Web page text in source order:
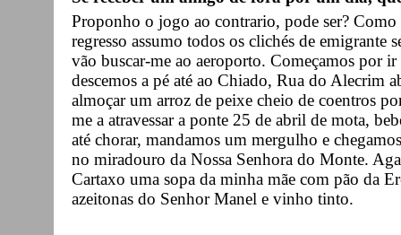
Proponho o jogo ao contrario, pode ser?
regresso assumo todos os clichés de emigrante
vão buscar-me ao aeroporto. Começamos por
descemos a pé até ao Chiado, Rua do Alecrim
almoçar um arroz de peixe cheio de coentros
me a atravessar a ponte 25 de abril de mota,
até chorar, mandamos um mergulho e
no miradouro da Nossa Senhora do Monte.
Cartaxo uma sopa da minha mãe com pão da
azeitonas do Senhor Manel e vinho tinto.